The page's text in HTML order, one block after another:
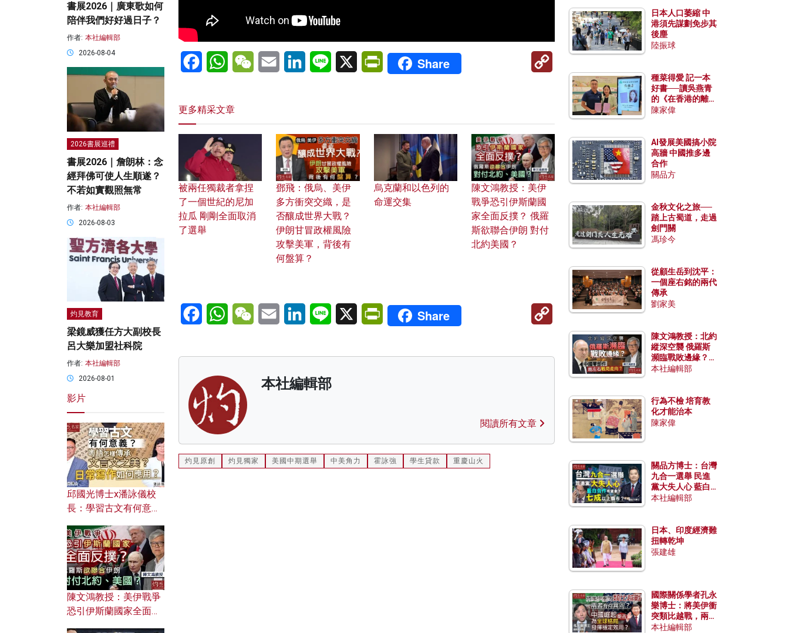
FacebookWhatsAppWeChatEmail LinkedInLine X PrintFriendly
Share
Copy
更多精采文章
被兩任獨裁者拿捏
了一個世紀的尼加
拉瓜 剛剛全面取消
了選舉
鄧飛：俄烏、美伊
多方衝突交織，是
否釀成世界大戰？
伊朗甘冒政權風險
攻擊美軍，背後有
何盤算？
烏克蘭和以色列的
命運交集
陳文鴻教授：美伊
戰爭恐引伊斯蘭國
家全面反撲？ 俄羅
斯欲聯合伊朗 對付
北約美國？
FacebookWhatsAppWeChatEmail LinkedInLine X PrintFriendly
Share
Copy
本社編輯部
閱讀所有文章
灼見原創 灼見獨家 美國中期選舉 中美角力 霍詠強 學生貸款 重慶山火
書展2026｜廣東歌如何
陪伴我們好好過日子？
作者: 本社編輯部
2026-08-04
2026書展巡禮
書展2026｜詹朗林：念
經拜佛可使人生順遂？
不若如實觀照無常
作者: 本社編輯部
2026-08-03
灼見教育
梁鏡威獲任方大副校長
呂大樂加盟社科院
作者: 本社編輯部
2026-08-01
影片
邱國光博士x潘詠儀校
長：學習古文有何意
文之美？ 日常寫作如何
應用？
陳文鴻教授：美伊戰爭
恐引伊斯蘭國家全面反
日本人口萎縮 中
港須先謀劃免步其
後塵
陸振球
種菜得愛 記一本
好書──讀吳燕青
的《在香港的離島
種菜》
陳家偉
AI發展美國搞小院
高牆 中國推多邊
合作
關品方
金秋文化之旅──
踏上古蜀道，走過
劍門關
馮珍今
從顧生岳到沈平：
一個座右銘的兩代
傳承
劉家美
陳文鴻教授：北約
縱深空襲 俄羅斯
瀕臨戰敗邊緣？中
國零部件能左右戰
本社編輯部
行為不檢 培育教
化才能治本
陳家偉
關品方博士：台灣
九合一選舉 民進
黨大失人心 藍白
合作有望拿下七成
本社編輯部
日本、印度經濟難
扭轉乾坤
張建雄
國際關係學者孔永
樂博士：將美伊衝
突類比越戰，兩者
有何異同？中國崛
本社編輯部